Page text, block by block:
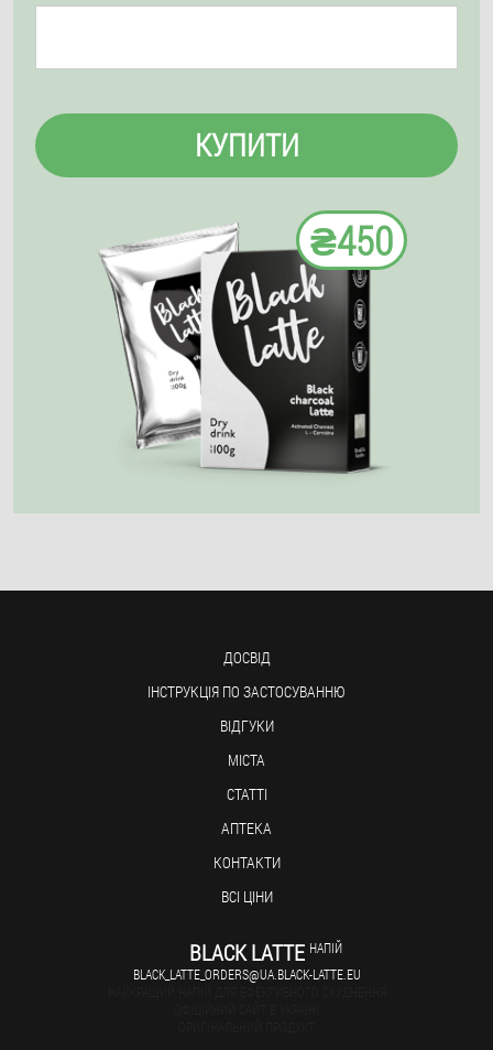
КУПИТИ
₴450
ДОСВІД
ІНСТРУКЦІЯ ПО ЗАСТОСУВАННЮ
ВІДГУКИ
МІСТА
СТАТТІ
АПТЕКА
КОНТАКТИ
ВСІ ЦІНИ
BLACK LATTE НАПІЙ
BLACK_LATTE_ORDERS@UA.BLACK-LATTE.EU